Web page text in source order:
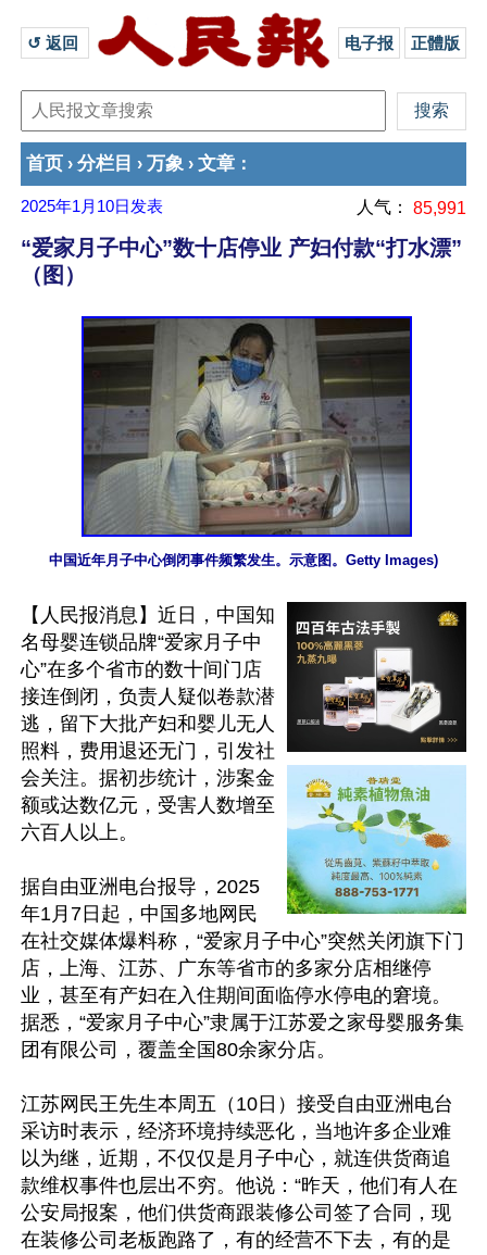
↺ 返回 电子报 正體版
首页 › 分栏目 › 万象 › 文章 ：
2025年1月10日 发表 人气： 85,991
“爱家月子中心”数十店停业 产妇付款“打水漂”
（图）
中国近年月子中心倒闭事件频繁发生。示意图。Getty Images)
【人民报消息】近日，中国知
名母婴连锁品牌“爱家月子中
心”在多个省市的数十间门店
接连倒闭，负责人疑似卷款潜
逃，留下大批产妇和婴儿无人
照料，费用退还无门，引发社
会关注。据初步统计，涉案金
额或达数亿元，受害人数增至
六百人以上。
据自由亚洲电台报导，2025
年1月7日起，中国多地网民
在社交媒体爆料称，“爱家月子中心”突然关闭旗下门
店，上海、江苏、广东等省市的多家分店相继停
业，甚至有产妇在入住期间面临停水停电的窘境。
据悉，“爱家月子中心”隶属于江苏爱之家母婴服务集
团有限公司，覆盖全国80余家分店。
江苏网民王先生本周五（10日）接受自由亚洲电台
采访时表示，经济环境持续恶化，当地许多企业难
以为继，近期，不仅仅是月子中心，就连供货商追
款维权事件也层出不穷。他说：“昨天，他们有人在
公安局报案，他们供货商跟装修公司签了合同，现
在装修公司老板跑路了，有的经营不下去，有的是